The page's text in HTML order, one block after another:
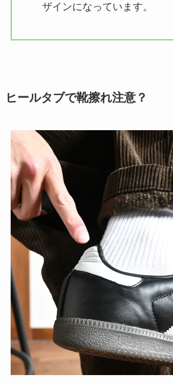
ザインになっています。
ヒールタブで靴擦れ注意？